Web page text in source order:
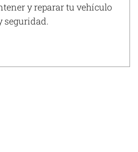
y reparar tu vehículo
seguridad.